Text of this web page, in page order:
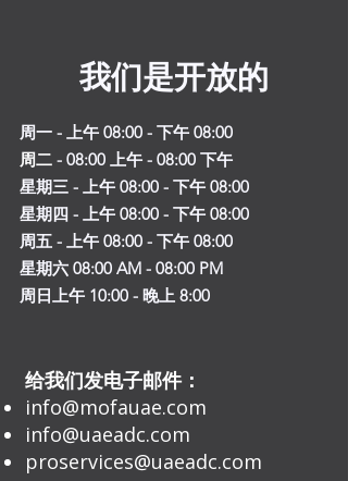
我们是开放的
周一 - 上午 08:00 - 下午 08:00
周二 - 08:00 上午 - 08:00 下午
星期三 - 上午 08:00 - 下午 08:00
星期四 - 上午 08:00 - 下午 08:00
周五 - 上午 08:00 - 下午 08:00
星期六 08:00 AM - 08:00 PM
周日上午 10:00 - 晚上 8:00
给我们发电子邮件：
info@mofauae.com
info@uaeadc.com
proservices@uaeadc.com